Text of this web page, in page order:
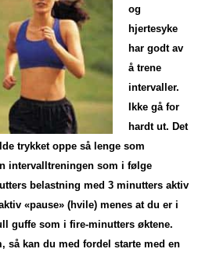
og
hjertesyke
har godt av
å trene
intervaller.
Ikke gå for
hardt ut. Det
trykket oppe så lenge som
intervalltreningen som i følge
belastning med 3 minutters aktiv
«pause» (hvile) menes at du er i
guffe som i fire-minutters øktene.
så kan du med fordel starte med en